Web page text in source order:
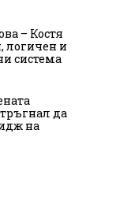
– Костя
логичен и
система
да
на